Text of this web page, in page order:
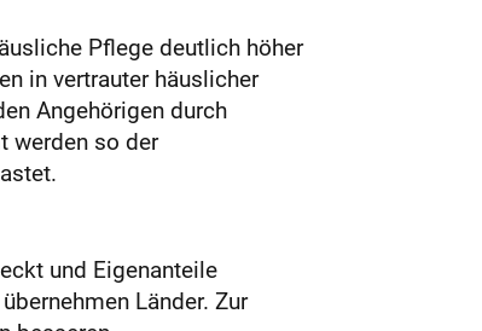
Pflege deutlich höher
in vertrauter häuslicher
Angehörigen durch
werden so der
und Eigenanteile
Länder. Zur